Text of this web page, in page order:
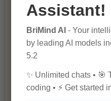
The Importance of
Assistant!
BriMind AI - Your
by leading AI models
5.2
✨ Unlimited chats • 🎯
coding • ⚡ Get started